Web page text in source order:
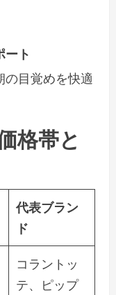
ート
の目覚めを快適
格帯と
代表ブラン
ド
コラントッ
テ、ピップ